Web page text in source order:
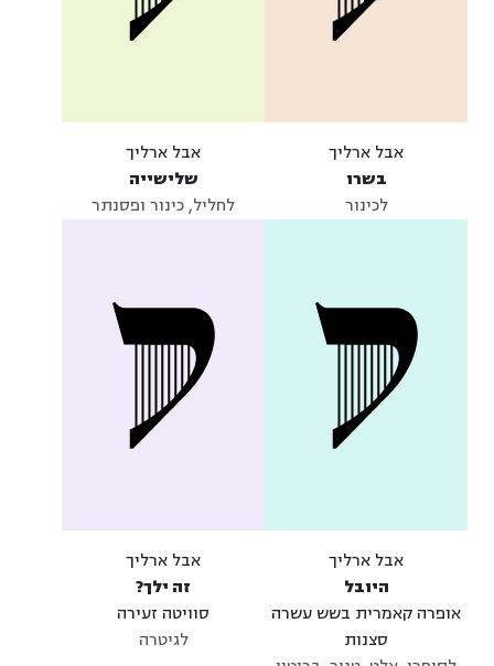
אבל ארליך
בשרו
לכינור
אבל ארליך
שלישייה
לחליל, כינור ופסנתר
אבל ארליך
היובל
אופרה קאמרית בשש עשרה
סצנות
אבל ארליך
זה ילך?
סוויטה זעירה
לגיטרה